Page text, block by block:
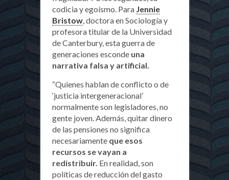
codicia y egoísmo. Para Jennie
Bristow, doctora en Sociología y
profesora titular de la Universidad
de Canterbury, esta guerra de
generaciones esconde una
narrativa falsa y artificial.
“Quienes hablan de conflicto o de
‘justicia intergeneracional’
normalmente son legisladores, no
gente joven. Además, quitar dinero
de las pensiones no significa
necesariamente que esos
recursos se vayan a
redistribuir. En realidad, son
políticas de reducción del gasto